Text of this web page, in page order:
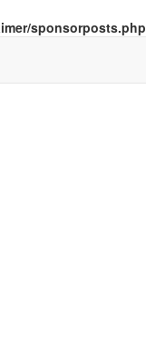
sponsorposts.php